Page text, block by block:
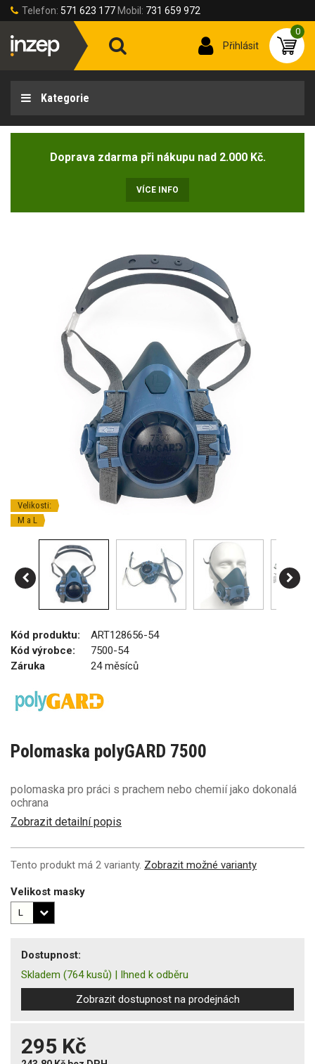
Telefon: 571 623 177 Mobil: 731 659 972
Přihlásit
0
Kategorie
Doprava zdarma při nákupu nad 2.000 Kč.
VÍCE INFO
Velikosti:
M a L
Kód produktu:
ART128656-54
Kód výrobce:
7500-54
Záruka
24 měsíců
Polomaska polyGARD 7500
polomaska pro práci s prachem nebo chemií jako dokonalá
ochrana
Zobrazit detailní popis
Tento produkt má 2 varianty. Zobrazit možné varianty
Velikost masky
Dostupnost:
Skladem (764 kusů) | Ihned k odběru
Zobrazit dostupnost na prodejnách
295 Kč